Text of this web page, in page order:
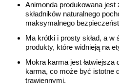
Animonda produkowana
składników naturalnego
maksymalnego
Ma krótki i prosty skład, a w
produkty, które widnieją na
Mokra karma jest łatwiejsza
karma, co może być istotne
trawiennymi.